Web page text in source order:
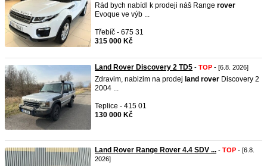
Rád bych nabídl k prodeji náš Range rover
Evoque ve výb ...
Třebíč - 675 31
315 000 Kč
Land Rover Discovery 2 TD5 - TOP - [6.8. 2026]
Zdravim, nabizim na prodej land rover Discovery 2
2004 ...
Teplice - 415 01
130 000 Kč
Land Rover Range Rover 4.4 SDV ... - TOP - [6.8.
2026]